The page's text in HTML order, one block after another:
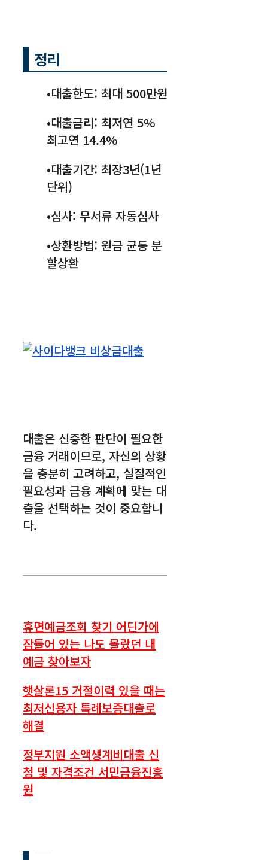
정리
•대출한도: 최대 500만원
•대출금리: 최저연 5%
최고연 14.4%
•대출기간: 최장3년(1년
단위)
•심사: 무서류 자동심사
•상환방법: 원금 균등 분
할상환
대출은 신중한 판단이 필요한
금융 거래이므로, 자신의 상황
을 충분히 고려하고, 실질적인
필요성과 금융 계획에 맞는 대
출을 선택하는 것이 중요합니
다.
휴면예금조회 찾기 어딘가에
잠들어 있는 나도 몰랐던 내
예금 찾아보자
햇살론15 거절이력 있을 때는
최저신용자 특례보증대출로
해결
정부지원 소액생계비대출 신
청 및 자격조건 서민금융진흥
원